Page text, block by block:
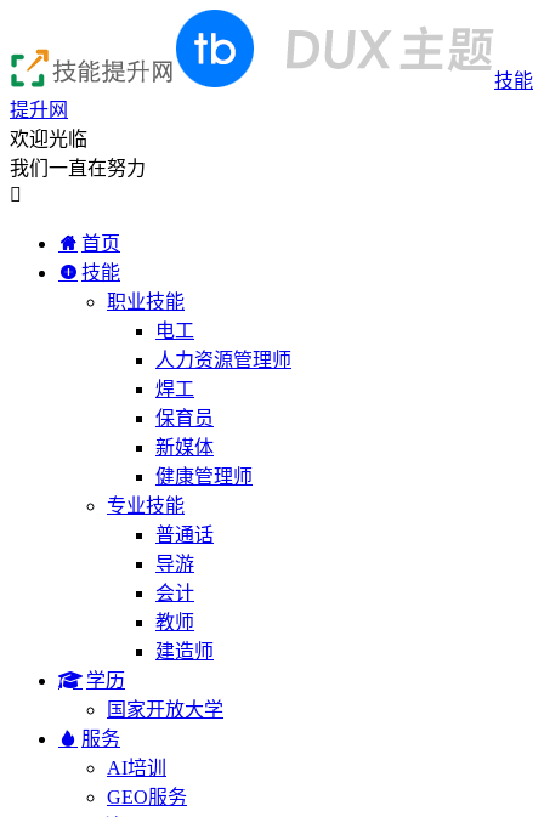
技能
提升网
欢迎光临
我们一直在努力

首页
技能
职业技能
电工
人力资源管理师
焊工
保育员
新媒体
健康管理师
专业技能
普通话
导游
会计
教师
建造师
学历
国家开放大学
服务
AI培训
GEO服务